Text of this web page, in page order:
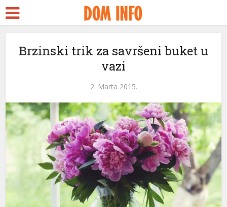
Brzinski trik za savršeni buket u
vazi
2. Marta 2015.